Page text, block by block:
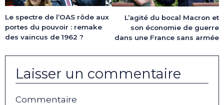
Le spectre de l’OAS rôde aux
portes du pouvoir : remake
des vaincus de 1962 ?
L’agité du bocal Macron et
son économie de guerre
dans une France sans armée
Laisser un commentaire
Commentaire